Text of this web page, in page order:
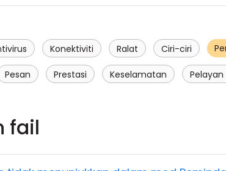
Konektiviti Ralat Ciri-ciri
Pesan Prestasi Keselamatan Pelayan
fail